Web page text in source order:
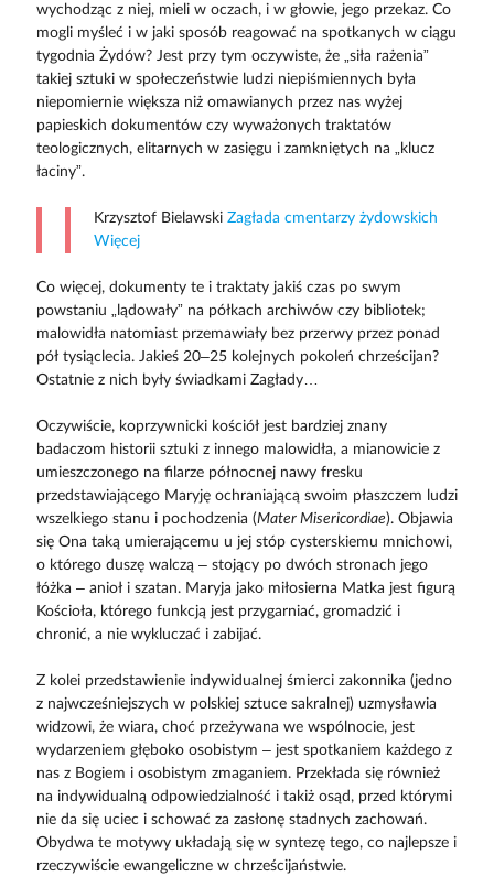
wychodząc z niej, mieli w oczach, i w głowie, jego przekaz. Co
mogli myśleć i w jaki sposób reagować na spotkanych w ciągu
tygodnia Żydów? Jest przy tym oczywiste, że „siła rażenia”
takiej sztuki w społeczeństwie ludzi niepiśmiennych była
niepomiernie większa niż omawianych przez nas wyżej
papieskich dokumentów czy wyważonych traktatów
teologicznych, elitarnych w zasięgu i zamkniętych na „klucz
łaciny”.
Krzysztof Bielawski Zagłada cmentarzy żydowskich
Więcej
Co więcej, dokumenty te i traktaty jakiś czas po swym
powstaniu „lądowały” na półkach archiwów czy bibliotek;
malowidła natomiast przemawiały bez przerwy przez ponad
pół tysiąclecia. Jakieś 20–25 kolejnych pokoleń chrześcijan?
Ostatnie z nich były świadkami Zagłady…
Oczywiście, koprzywnicki kościół jest bardziej znany
badaczom historii sztuki z innego malowidła, a mianowicie z
umieszczonego na filarze północnej nawy fresku
przedstawiającego Maryję ochraniającą swoim płaszczem ludzi
wszelkiego stanu i pochodzenia (Mater Misericordiae). Objawia
się Ona taką umierającemu u jej stóp cysterskiemu mnichowi,
o którego duszę walczą – stojący po dwóch stronach jego
łóżka – anioł i szatan. Maryja jako miłosierna Matka jest figurą
Kościoła, którego funkcją jest przygarniać, gromadzić i
chronić, a nie wykluczać i zabijać.
Z kolei przedstawienie indywidualnej śmierci zakonnika (jedno
z najwcześniejszych w polskiej sztuce sakralnej) uzmysławia
widzowi, że wiara, choć przeżywana we wspólnocie, jest
wydarzeniem głęboko osobistym – jest spotkaniem każdego z
nas z Bogiem i osobistym zmaganiem. Przekłada się również
na indywidualną odpowiedzialność i takiż osąd, przed którymi
nie da się uciec i schować za zasłonę stadnych zachowań.
Obydwa te motywy układają się w syntezę tego, co najlepsze i
rzeczywiście ewangeliczne w chrześcijaństwie.